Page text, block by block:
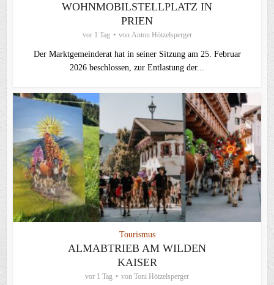
WOHNMOBILSTELLPLATZ IN
PRIEN
vor 1 Tag von Anton Hötzelsperger
Der Marktgemeinderat hat in seiner Sitzung am 25. Februar
2026 beschlossen, zur Entlastung der...
Tourismus
ALMABTRIEB AM WILDEN
KAISER
vor 1 Tag von Toni Hötzelsperger